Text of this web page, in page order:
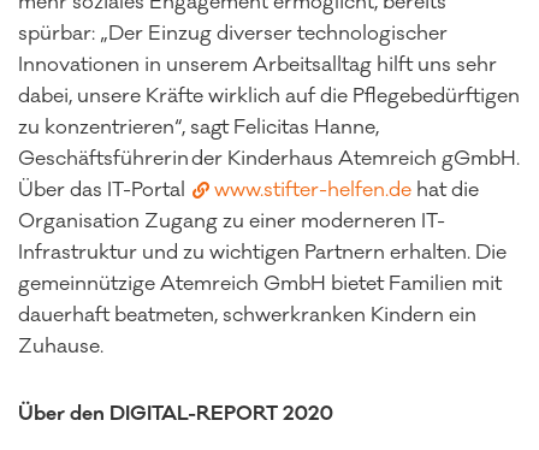
spürbar: „Der Einzug diverser technologischer
Innovationen in unserem Arbeitsalltag hilft uns sehr
dabei, unsere Kräfte wirklich auf die Pflegebedürftigen
zu konzentrieren“, sagt Felicitas Hanne,
Geschäftsführerin der Kinderhaus Atemreich gGmbH.
Über das IT-Portal
www.stifter-helfen.de hat die
Organisation Zugang zu einer moderneren IT-
Infrastruktur und zu wichtigen Partnern erhalten. Die
gemeinnützige Atemreich GmbH bietet Familien mit
dauerhaft beatmeten, schwerkranken Kindern ein
Zuhause.
Über den DIGITAL-REPORT 2020